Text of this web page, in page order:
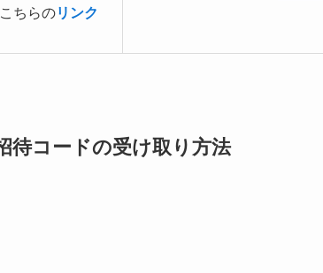
こちらのリンク
待コードの受け取り方法